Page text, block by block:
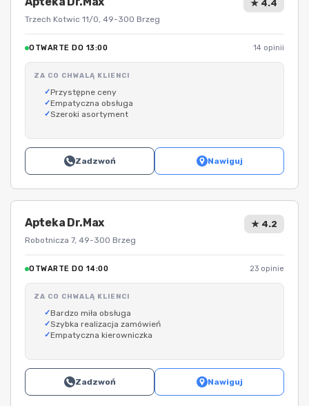
Trzech Kotwic 11/O, 49-300 Brzeg
★ 4.4
OTWARTE DO 13:00 14 opinii
ZA CO CHWALĄ KLIENCI
Przystępne ceny
Empatyczna obsługa
Szeroki asortyment
Zadzwoń Nawiguj
Apteka Dr.Max
Robotnicza 7, 49-300 Brzeg
★ 4.2
OTWARTE DO 14:00 23 opinie
ZA CO CHWALĄ KLIENCI
Bardzo miła obsługa
Szybka realizacja zamówień
Empatyczna kierowniczka
Zadzwoń Nawiguj